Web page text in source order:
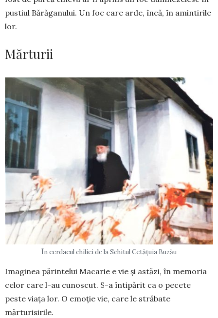
pustiul Bărăganului. Un foc care arde, încă, în amintirile
lor.
Mărturii
În cerdacul chiliei de la Schitul Cetățuia Buzău
Imaginea părintelui Ma­carie e vie și astăzi, în memo­ria
celor care l-au cunoscut. S-a întipărit ca o pecete
peste viața lor. O emoție vie, care le străbate
mărturisirile.